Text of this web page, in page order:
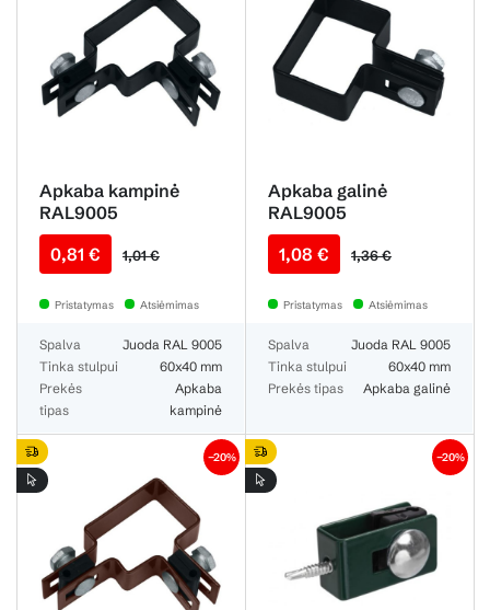
Apkaba kampinė
RAL9005
0,81 €
1,01 €
Pristatymas Atsiėmimas
Spalva
Juoda RAL 9005
Tinka stulpui
60x40 mm
Prekės
tipas
Apkaba
kampinė
Apkaba galinė
RAL9005
1,08 €
1,36 €
Pristatymas Atsiėmimas
Spalva
Juoda RAL 9005
Tinka stulpui
60x40 mm
Prekės tipas
Apkaba galinė
−20% −20%